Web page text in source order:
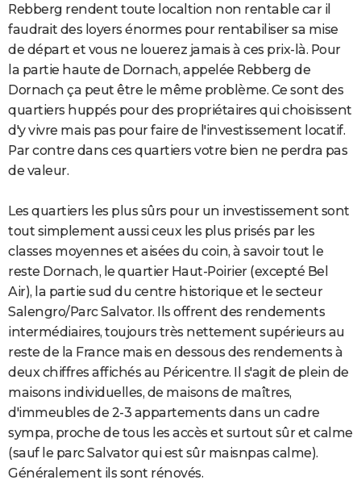
Rebberg rendent toute localtion non rentable car il
faudrait des loyers énormes pour rentabiliser sa mise
de départ et vous ne louerez jamais à ces prix-là. Pour
la partie haute de Dornach, appelée Rebberg de
Dornach ça peut être le même problème. Ce sont des
quartiers huppés pour des propriétaires qui choisissent
d'y vivre mais pas pour faire de l'investissement locatif.
Par contre dans ces quartiers votre bien ne perdra pas
de valeur.
Les quartiers les plus sûrs pour un investissement sont
tout simplement aussi ceux les plus prisés par les
classes moyennes et aisées du coin, à savoir tout le
reste Dornach, le quartier Haut-Poirier (excepté Bel
Air), la partie sud du centre historique et le secteur
Salengro/Parc Salvator. Ils offrent des rendements
intermédiaires, toujours très nettement supérieurs au
reste de la France mais en dessous des rendements à
deux chiffres affichés au Péricentre. Il s'agit de plein de
maisons individuelles, de maisons de maîtres,
d'immeubles de 2-3 appartements dans un cadre
sympa, proche de tous les accès et surtout sûr et calme
(sauf le parc Salvator qui est sûr maisnpas calme).
Généralement ils sont rénovés.